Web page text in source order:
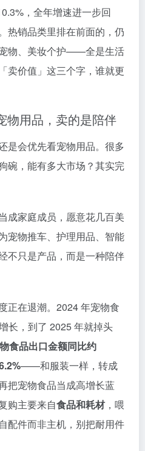
，全年增速进一步回
热销品类里排在前面的，仍
物、美妆个护——全是生活
卖价值」这三个字，谁就更
物用品，卖的是陪伴
是会优先看宠物用品。很多
碗，能有多大市场？其实完
成家庭成员，愿意花几百美
宠物推车、护理用品、智能
不只是产品，而是一种陪伴
正在退潮。2024 年宠物食
长，到了 2025 年就掉头
食品出口金额同比约
——和服装一样，转成
把宠物食品当成高增长蓝
购主要来自食品和耗材，喂
配件而非主机，别把耐用件